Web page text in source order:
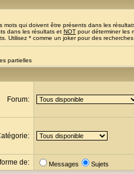
mots qui doivent être présents dans les
dans les résultats et NOT pour déterminer les
Utilisez * comme un joker pour des
partielles
Forum:
de: Messages Sujets